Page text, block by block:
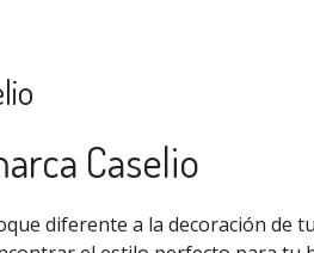
Caselio
diferente a la decoración de